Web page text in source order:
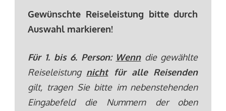
Gewünschte Reiseleistung bitte durch
Auswahl markieren!
Für 1. bis 6. Person: Wenn die gewählte
Reiseleistung nichtfür alle Reisenden
gilt, tragen Sie bitte im nebenstehenden
Eingabefeld die Nummern der oben